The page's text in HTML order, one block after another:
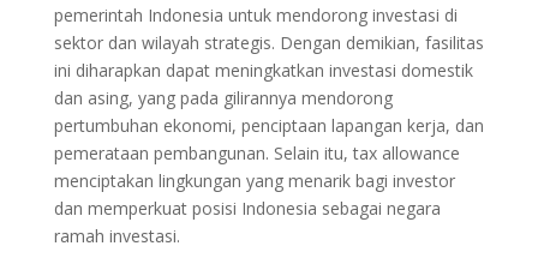
pemerintah Indonesia untuk mendorong investasi di
sektor dan wilayah strategis. Dengan demikian, fasilitas
ini diharapkan dapat meningkatkan investasi domestik
dan asing, yang pada gilirannya mendorong
pertumbuhan ekonomi, penciptaan lapangan kerja, dan
pemerataan pembangunan. Selain itu, tax allowance
menciptakan lingkungan yang menarik bagi investor
dan memperkuat posisi Indonesia sebagai negara
ramah investasi.